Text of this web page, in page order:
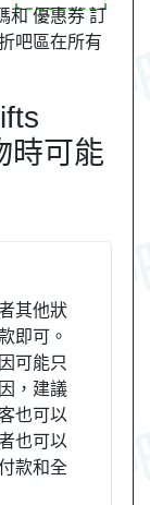
和 優惠券 訂
吧區在所有
時可能
其他狀
即可。
可能只
，建議
也可以
也可以
款和全